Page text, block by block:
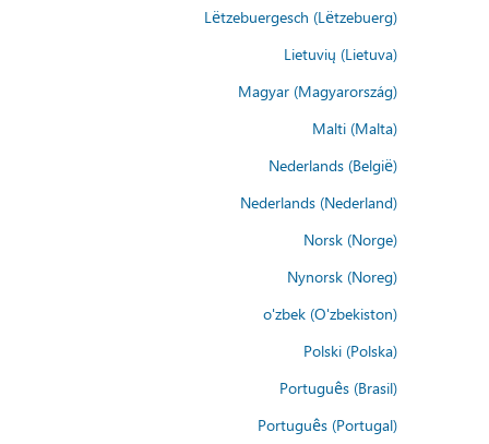
Lëtzebuergesch (Lëtzebuerg)
Lietuvių (Lietuva)
Magyar (Magyarország)
Malti (Malta)
Nederlands (België)
Nederlands (Nederland)
Norsk (Norge)
Nynorsk (Noreg)
o'zbek (O'zbekiston)
Polski (Polska)
Português (Brasil)
Português (Portugal)